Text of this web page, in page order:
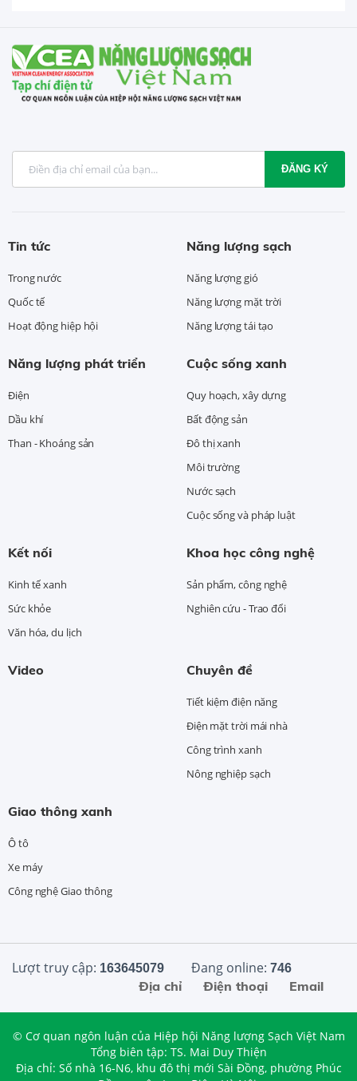
ĐĂNG KÝ
Tin tức
Trong nước
Quốc tế
Hoạt động hiệp hội
Năng lượng sạch
Năng lượng gió
Năng lượng mặt trời
Năng lượng tái tạo
Năng lượng phát triển
Điện
Dầu khí
Than - Khoáng sản
Cuộc sống xanh
Quy hoạch, xây dựng
Bất động sản
Đô thị xanh
Môi trường
Nước sạch
Cuộc sống và pháp luật
Kết nối
Kinh tế xanh
Sức khỏe
Văn hóa, du lịch
Khoa học công nghệ
Sản phẩm, công nghệ
Nghiên cứu - Trao đổi
Video Chuyên đề
Tiết kiệm điện năng
Điện mặt trời mái nhà
Công trình xanh
Nông nghiệp sạch
Giao thông xanh
Ô tô
Xe máy
Công nghệ Giao thông
Lượt truy cập: 163645079 Đang online: 746
Email
Điện thoại
Địa chỉ
© Cơ quan ngôn luận của Hiệp hội Năng lượng Sạch Việt Nam
Tổng biên tập: TS. Mai Duy Thiện
Địa chỉ: Số nhà 16-N6, khu đô thị mới Sài Đồng, phường Phúc